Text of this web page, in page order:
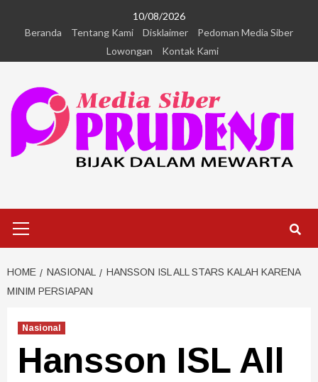
10/08/2026
Beranda
Tentang Kami Disklaimer
Pedoman Media Siber
Lowongan
Kontak Kami
HOME NASIONAL
HANSSON ISL ALL STARS KALAH KARENA
MINIM PERSIAPAN
Nasional
Hansson ISL All